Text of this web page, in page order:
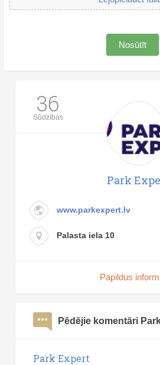
Nosūtīt
36
Sūdzības
Park
www.parkexpert.lv
Palasta iela 10
Papildus
Pēdējie komentāri
Park Expert